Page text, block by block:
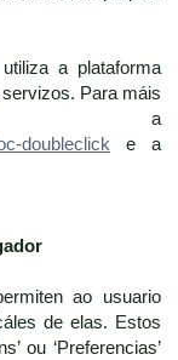
a plataforma
Para máis
a
doubleclick e a
ao usuario
de elas. Estos
ou ‘Preferencias’